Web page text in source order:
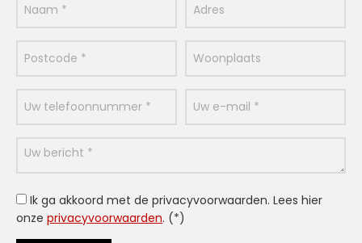
Ik ga akkoord met de privacyvoorwaarden. Lees hier
onze privacyvoorwaarden. (*)